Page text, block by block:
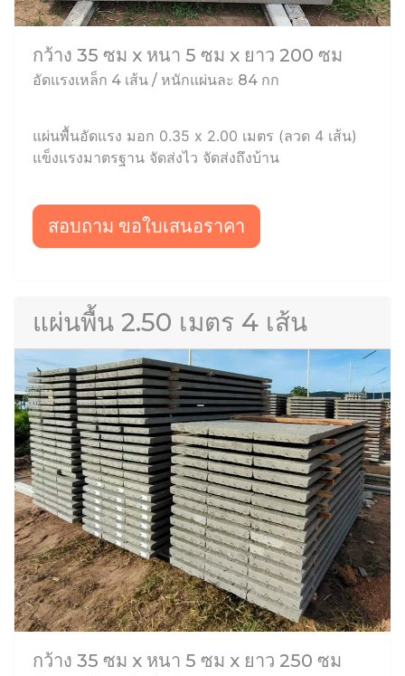
กว้าง 35 ซม x หนา 5 ซม x ยาว 200 ซม
อัดแรงเหล็ก 4 เส้น / หนักแผ่นละ 84 กก
แผ่นพื้นอัดแรง มอก 0.35 x 2.00 เมตร (ลวด 4 เส้น)
แข็งแรงมาตรฐาน จัดส่งไว จัดส่งถึงบ้าน
สอบถาม ขอใบเสนอราคา
แผ่นพื้น 2.50 เมตร 4 เส้น
กว้าง 35 ซม x หนา 5 ซม x ยาว 250 ซม